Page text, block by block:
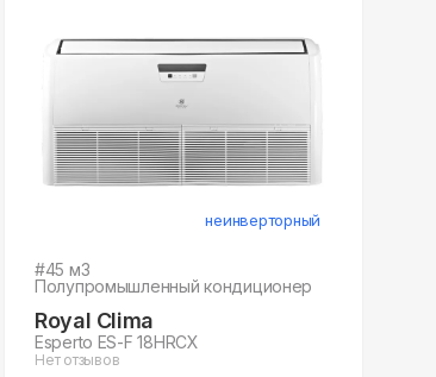
неинверторный
#45 м3
Полупромышленный кондиционер
Royal Clima
Esperto ES-F 18HRCX
Нет отзывов